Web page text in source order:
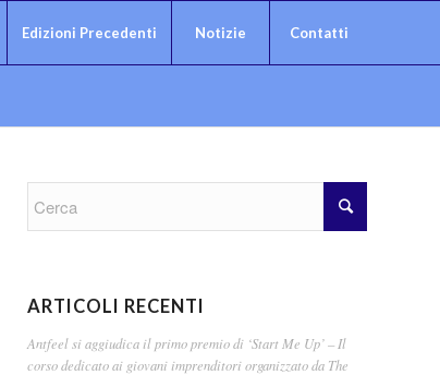
Edizioni Precedenti Notizie Contatti
ARTICOLI RECENTI
Antfeel si aggiudica il primo premio di ‘Start Me Up’ – Il
corso dedicato ai giovani imprenditori organizzato da The